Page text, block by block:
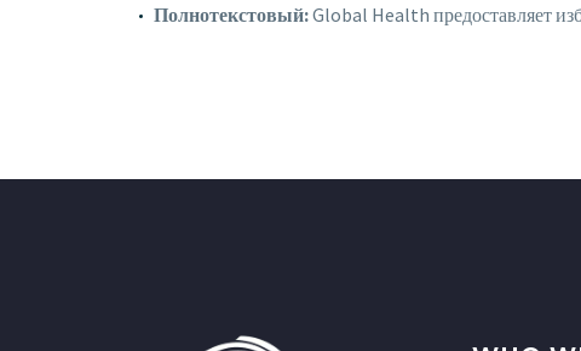
Полнотекстовый:Global Health предоставляет